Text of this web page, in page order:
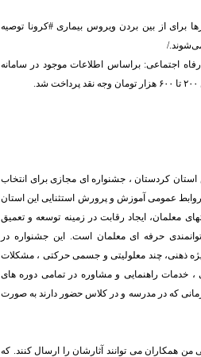
برای از بین بردن ویروس بیماری #کرونا توصیه
کار و رفاه اجتماعی: براساس اطلاعات موجود در سامانه
کردستان ، جشنواره ای مجازی برای انتخاب
عمومی آموزش و پرورش استثنایی این استان
معلمان، ایجاد رقابت در زمینه توسعه و تعمیق
حرفه ای معلمان است. این جشنواره در
ویژه ذهنی، چند معلولیتی و جسمی حرکتی ، مشکلات
، خدمات راهنمایی و مشاوره در تمامی دوره های
که در مدرسه و در کلاس حضور دارند به صورت
همکاران می توانند آثارشان را ارسال کنند. که